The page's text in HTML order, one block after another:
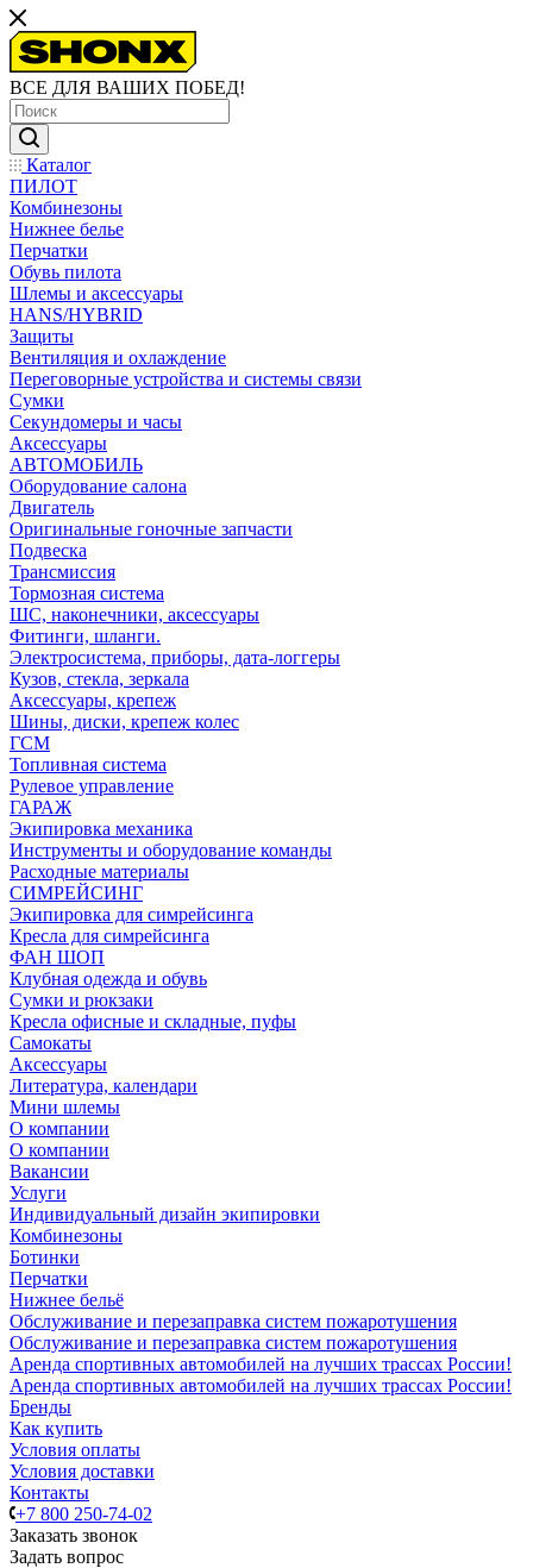
ВСЕ ДЛЯ ВАШИХ ПОБЕД!
Каталог
ПИЛОТ
Комбинезоны
Нижнее белье
Перчатки
Обувь пилота
Шлемы и аксессуары
HANS/HYBRID
Защиты
Вентиляция и охлаждение
Переговорные устройства и системы связи
Сумки
Секундомеры и часы
Аксессуары
АВТОМОБИЛЬ
Оборудование салона
Двигатель
Оригинальные гоночные запчасти
Подвеска
Трансмиссия
Тормозная система
ШС, наконечники, аксессуары
Фитинги, шланги.
Электросистема, приборы, дата-логгеры
Кузов, стекла, зеркала
Аксессуары, крепеж
Шины, диски, крепеж колес
ГСМ
Топливная система
Рулевое управление
ГАРАЖ
Экипировка механика
Инструменты и оборудование команды
Расходные материалы
СИМРЕЙСИНГ
Экипировка для симрейсинга
Кресла для симрейсинга
ФАН ШОП
Клубная одежда и обувь
Сумки и рюкзаки
Кресла офисные и складные, пуфы
Самокаты
Аксессуары
Литература, календари
Мини шлемы
О компании
О компании
Вакансии
Услуги
Индивидуальный дизайн экипировки
Комбинезоны
Ботинки
Перчатки
Нижнее бельё
Обслуживание и перезаправка систем пожаротушения
Обслуживание и перезаправка систем пожаротушения
Аренда спортивных автомобилей на лучших трассах России!
Аренда спортивных автомобилей на лучших трассах России!
Бренды
Как купить
Условия оплаты
Условия доставки
Контакты
+7 800 250-74-02
Заказать звонок
Задать вопрос